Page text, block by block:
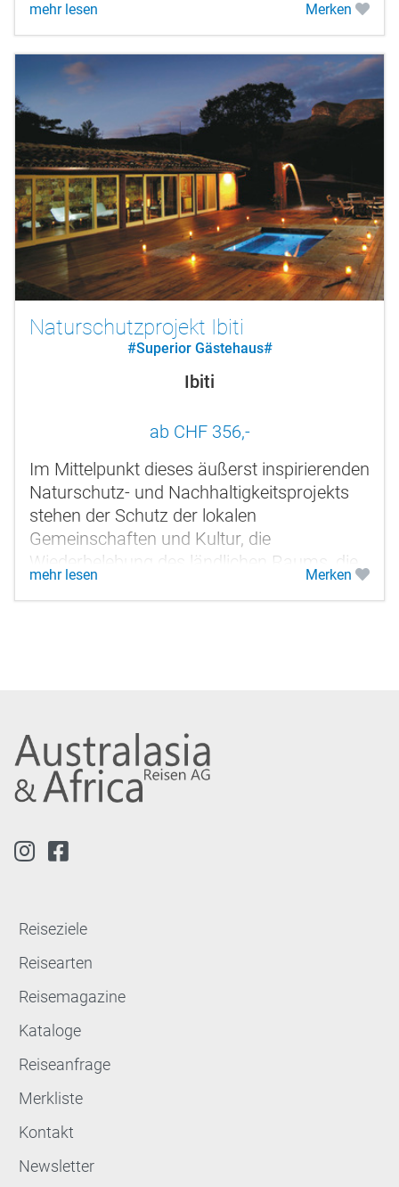
mehr lesen Merken
Naturschutzprojekt Ibiti
#Superior Gästehaus#
Ibiti
ab CHF 356,-
Im Mittelpunkt dieses äußerst inspirierenden
Naturschutz- und Nachhaltigkeitsprojekts
stehen der Schutz der lokalen
Gemeinschaften und Kultur, die
Wiederbelebung des ländlichen Raums, die
Wiederaufforstung, die Renaturierung...
mehr lesen Merken
Reiseziele
Reisearten
Reisemagazine
Kataloge
Reiseanfrage
Merkliste
Kontakt
Newsletter